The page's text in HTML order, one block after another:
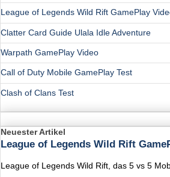
League of Legends Wild Rift GamePlay
Clatter Card Guide Ulala Idle Adventure
Warpath GamePlay Video
Call of Duty Mobile GamePlay Test
Clash of Clans Test
Neuester Artikel
League of Legends Wild Rift
League of Legends Wild Rift, das 5 vs 5